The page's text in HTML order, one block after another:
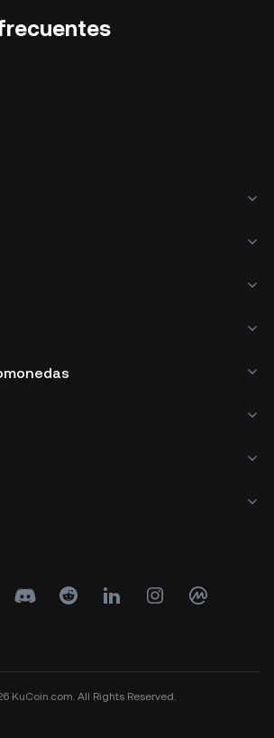
KuCoin.com. All Rights Reserved.